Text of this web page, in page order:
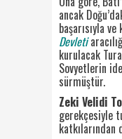
ancak
başarısıyla
Devleti
kurulacak
Sovyetlerin
sürmüştür.
Zeki Velidi
gerekçesiyle
katkılarından